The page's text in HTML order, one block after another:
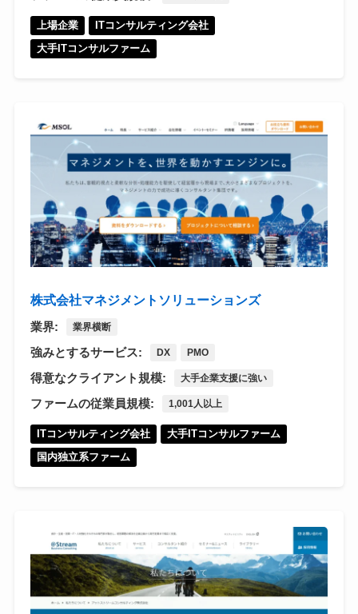
上場企業
ITコンサルティング会社
大手ITコンサルファーム
株式会社マネジメントソリューションズ
業界: 業界横断
強みとするサービス: DX PMO
得意なクライアント規模: 大手企業支援に強い
ファームの従業員規模: 1,001人以上
ITコンサルティング会社
大手ITコンサルファーム
国内独立系ファーム